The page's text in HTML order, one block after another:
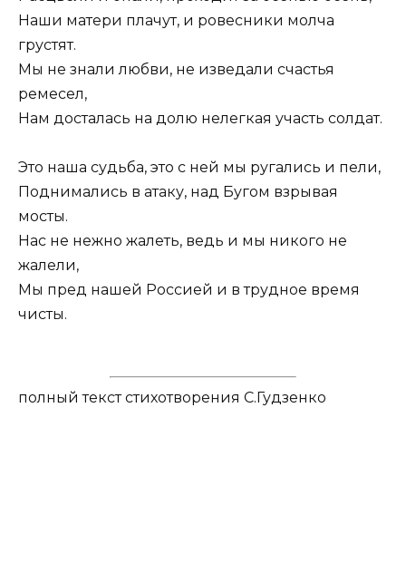
Наши матери плачут, и ровесники молча
грустят.
Мы не знали любви, не изведали счастья
ремесел,
Нам досталась на долю нелегкая участь солдат.
Это наша судьба, это с ней мы ругались и пели,
Поднимались в атаку, над Бугом взрывая
мосты.
Нас не нежно жалеть, ведь и мы никого не
жалели,
Мы пред нашей Россией и в трудное время
чисты.
полный текст стихотворения С.Гудзенко